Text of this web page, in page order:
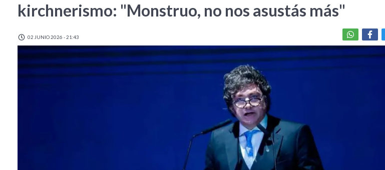
kirchnerismo: "Monstruo, no nos asustás más"
02 JUNIO 2026 - 21:43